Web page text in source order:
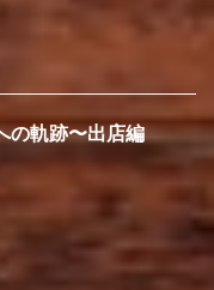
の軌跡〜出店編